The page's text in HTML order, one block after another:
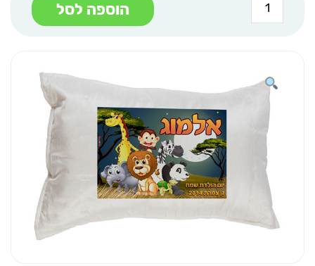
של
ציפית
שם
חיות
לילה
הוספה לסל